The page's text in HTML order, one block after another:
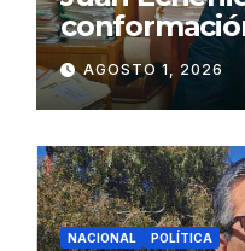
gabinete
Fujimori
AGOSTO 1, 2026
NACIONAL POLÍTICA